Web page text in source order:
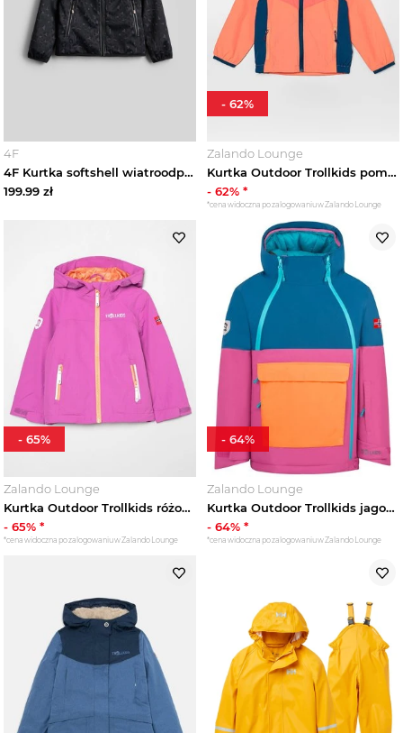
Niemowlę
Wyprzedaże
4F
4F Kurtka softshell wiatroodporna membrana 5000 dziewczęca - czarny 146 (10-11 lat)
199.99 zł
Zalando Lounge
Kurtka Outdoor Trollkids pomarańczowy
- 62% *
*cena widoczna po zalogowaniu w Zalando Lounge
- 62%
Zalando Lounge
Kurtka Outdoor Trollkids różowy
-65% *
*cena widoczna po zalogowaniu w Zalando Lounge
-65%
Zalando Lounge
Kurtka Outdoor Trollkids jagodowy
- 64% *
*cena widoczna po zalogowaniu w Zalando Lounge
- 64%